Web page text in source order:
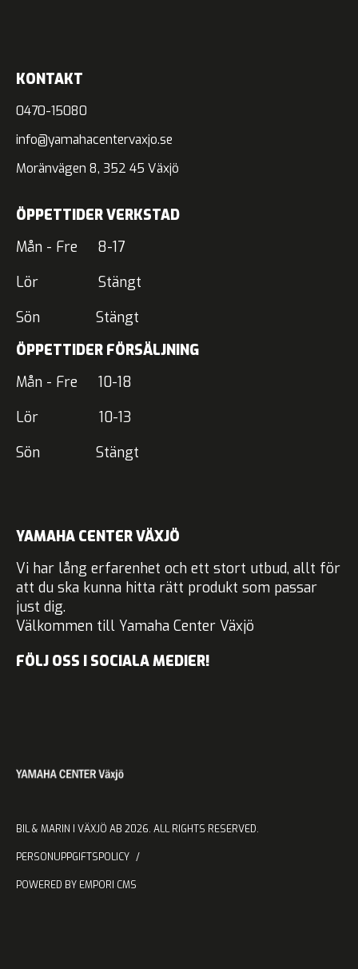
KONTAKT
0470-15080
info@yamahacentervaxjo.se
Moränvägen 8, 352 45 Växjö
ÖPPETTIDER VERKSTAD
Mån - Fre 8-17
Lör Stängt
Sön Stängt
ÖPPETTIDER FÖRSÄLJNING
Mån - Fre 10-18
Lör 10-13
Sön Stängt
YAMAHA CENTER VÄXJÖ
Vi har lång erfarenhet och ett stort utbud, allt för
att du ska kunna hitta rätt produkt som passar
just dig.
Välkommen till Yamaha Center Växjö
FÖLJ OSS I SOCIALA MEDIER!
BIL & MARIN I VÄXJÖ AB 2026. ALL RIGHTS RESERVED.
PERSONUPPGIFTSPOLICY
POWERED BY EMPORI CMS